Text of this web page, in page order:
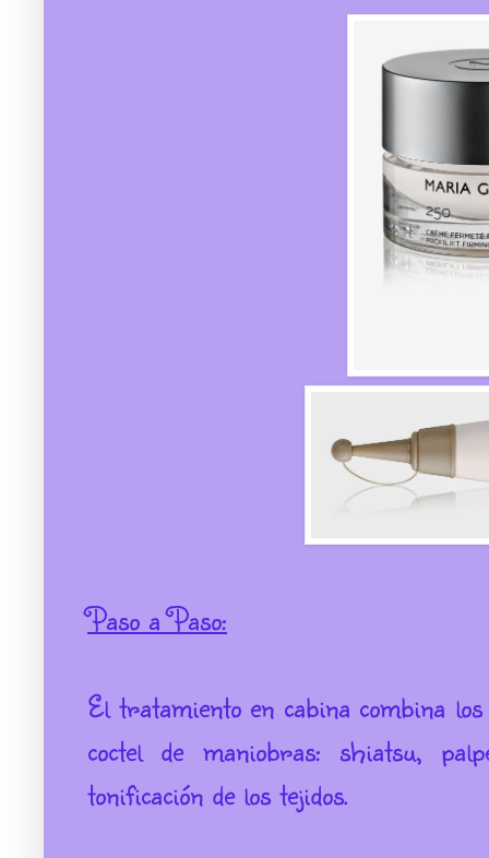
Paso a Paso:
El tratamiento en cabina combina
coctel de maniobras: shiatsu,
tonificación de los tejidos.